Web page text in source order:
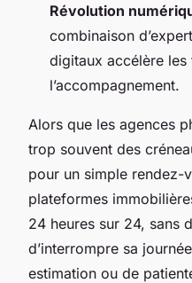
Révolution
combinaison
digitaux accélère
l’accompagnement.
Alors que les agences
trop souvent des
pour un simple rendez-
plateformes
24 heures sur 24, sans
d’interrompre sa
estimation ou de